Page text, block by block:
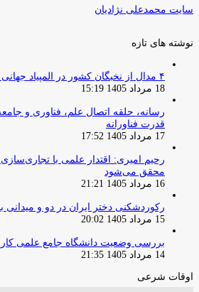
سایت محمدعلی نژادیان
نوشته های تازه
۴ مدال از نخبگان کشور در المپیاد جهانی هوش مصنوعی
18 مرداد 1405 15:19
رسانه، حلقه اتصال علم، فناوری و
قدرت فناورانه
17 مرداد 1405 17:52
رحیم امیری: اقتدار علمی با
محقق می‌شود
16 مرداد 1405 21:21
رکوردشکنی دختر ایران در دو و میدانی
15 مرداد 1405 20:02
بررسی وضعیت دانشگاه جامع علمی
14 مرداد 1405 21:35
اوقات شرعی